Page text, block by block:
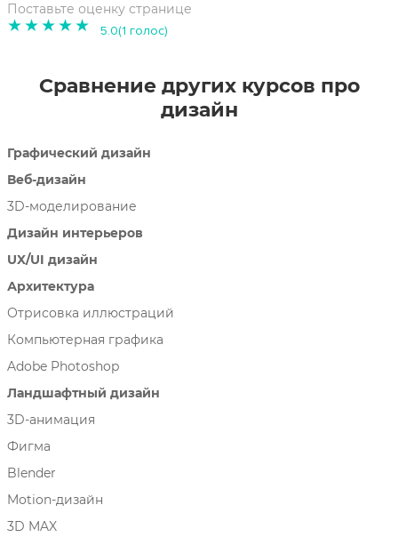
Поставьте оценку странице
1 2 3 4 55.0(1 голос)
Сравнение других курсов про
дизайн
Графический дизайн
Веб-дизайн
3D-моделирование
Дизайн интерьеров
UX/UI дизайн
Архитектура
Отрисовка иллюстраций
Компьютерная графика
Adobe Photoshop
Ландшафтный дизайн
3D-анимация
Фигма
Blender
Motion-дизайн
3D MAX